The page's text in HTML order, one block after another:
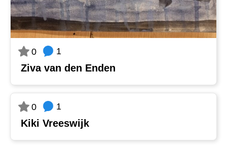
0 1
Ziva van den Enden
0 1
Kiki Vreeswijk